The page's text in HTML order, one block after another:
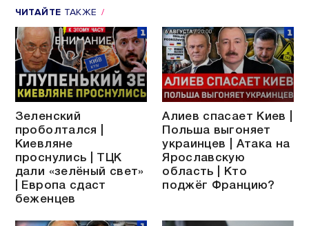
ЧИТАЙТЕ ТАКЖЕ
Зеленский
проболтался |
Киевляне
проснулись | ТЦК
дали «зелёный свет»
| Европа сдаст
беженцев
Алиев спасает Киев |
Польша выгоняет
украинцев | Атака на
Ярославскую
область | Кто
поджёг Францию?